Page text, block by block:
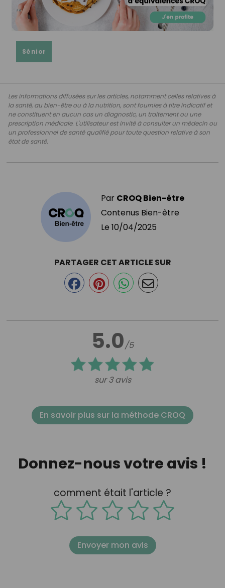
Sénior
Les informations diffusées sur les articles, notamment celles relatives à
la santé, au bien-être ou à la nutrition, sont fournies à titre indicatif et
ne constituent en aucun cas un diagnostic, un traitement ou une
prescription médicale. L'utilisateur est invité à consulter un médecin ou
un professionnel de santé qualifié pour toute question relative à son
état de santé.
Par CROQ Bien-être
Contenus Bien-être
Le 10/04/2025
5.0/5
sur 3 avis
PARTAGER CET ARTICLE SUR
En savoir plus sur la méthode CROQ
Donnez-nous votre avis !
comment était l'article ?
Envoyer mon avis